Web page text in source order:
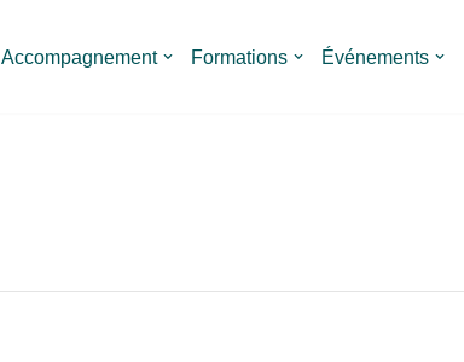
Accompagnement Formations Événements